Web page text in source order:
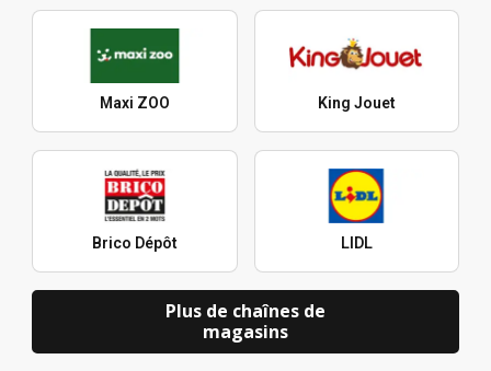
Maxi ZOO King Jouet
Brico Dépôt LIDL
Plus de chaînes de
magasins